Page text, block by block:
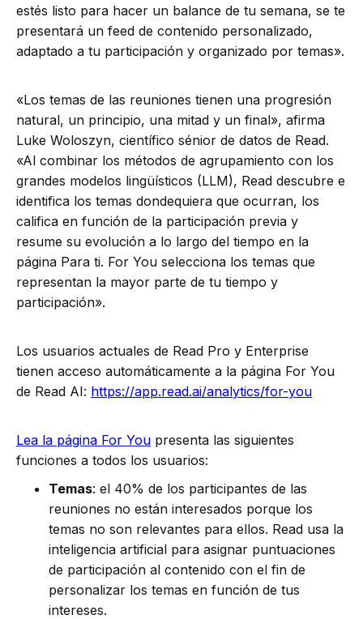
estés listo para hacer un balance de tu semana, se te
presentará un feed de contenido personalizado,
adaptado a tu participación y organizado por temas».
«Los temas de las reuniones tienen una progresión
natural, un principio, una mitad y un final», afirma
Luke Woloszyn, científico sénior de datos de Read.
«Al combinar los métodos de agrupamiento con los
grandes modelos lingüísticos (LLM), Read descubre e
identifica los temas dondequiera que ocurran, los
califica en función de la participación previa y
resume su evolución a lo largo del tiempo en la
página Para ti. For You selecciona los temas que
representan la mayor parte de tu tiempo y
participación».
Los usuarios actuales de Read Pro y Enterprise
tienen acceso automáticamente a la página For You
de Read AI: https://app.read.ai/analytics/for-you
Lea la página For You presenta las siguientes
funciones a todos los usuarios:
Temas: el 40% de los participantes de las
reuniones no están interesados porque los
temas no son relevantes para ellos. Read usa la
inteligencia artificial para asignar puntuaciones
de participación al contenido con el fin de
personalizar los temas en función de tus
intereses.